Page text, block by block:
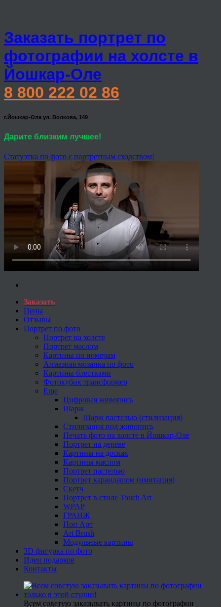
Заказать портрет по
фотографии на холсте в
Йошкар-Оле
8 800 222 02 86
г.Йошкар-Ола ул. Волкова, 149
Дарите близким лучшее!
Статуэтка по фото с портретным сходством!
Заказать
Цены
Отзывы
Портрет по фото
Портрет на холсте
Портрет маслом
Картины по номерам
Алмазная мозаика по фото
Картины блестками
Фотокубик трансформер
Еще
Цифровая живопись
Шарж
Шарж пастелью (стилизация)
Стилизация под живопись
Печать фото на холсте в Йошкар-Оле
Портрет на дереве
Картины на досках
Картины маслом
Портрет пастелью
Портрет карандашом (имитация)
Скетч
Портрет в стиле Touch Art
WPAP
ГРАНЖ
Поп Арт
Art Brush
Модульные картины
3D фигурка по фото
Идеи подарков
Контакты
Всем советую заказывать картины по фотографии